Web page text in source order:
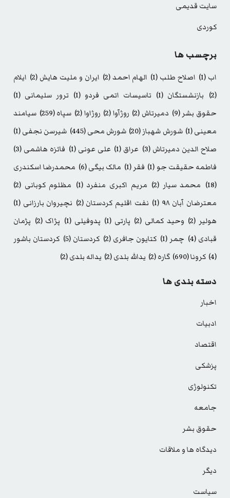
سایت قدیمی
کوردی
برچسب ها
اب (1) اصلاح طلب (1) الهام احمد(2) ایران و ملیت هایش (2)
ایلام
(2)
بازنشستگان (1) تاسیسات اتمی فردو (1) ترور سلیمانی (1)
حقوق بشر (9) دمیرتاش (2) روژآوا(2) روژاوا(2) سپاه(259)
سیامند
معینی(1) شورش شهباز(20) شورش محی(445) شیرسن نجفی(1)
صلاح الدین دمیرتاش (3) عراق (1) علی عونی (1) فائزه هاشمی (3)
فاطمه حقیقت جو (1) فقر (1) مالک بیگی(6)
محمدرضا اسکندری
(18)
محمد سیار (2) مریم اکبری منفرد (1) مظلوم کوبانی (2)
معترضان آبان ۹۸
(1) نفت اقلیم کردستان (2) نچیروان بارزانی (1)
هولیر (2) وحید کمالی (2) پارتی (1) پدوفیلی (1) پژاک (2)
پژمان
قبادی (4) چمر (1) کتایون جافری (2) کردستان (5)
کردستان باشور
(4)
کرونا(690) گاره(2) یدالله بلدی(2) یداله بلدی(2)
دسته بندی ها
اخبار
ادبیات
اقتصاد
پزشکی
تکنولوژی
جامعه
حقوق بشر
دیدگاه ها و ملاقات
دیگر
سیاست